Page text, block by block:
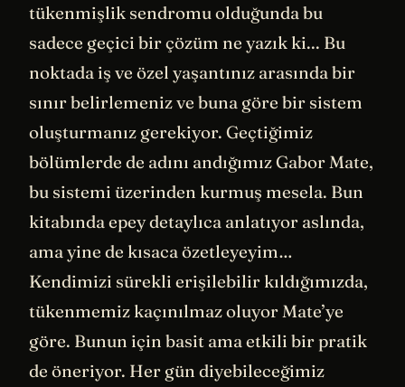
tükenmişlik sendromu olduğunda bu
sadece geçici bir çözüm ne yazık ki... Bu
noktada iş ve özel yaşantınız arasında bir
sınır belirlemeniz ve buna göre bir sistem
oluşturmanız gerekiyor. Geçtiğimiz
bölümlerde de adını andığımız Gabor Mate,
bu sistemi üzerinden kurmuş mesela. Bun
kitabında epey detaylıca anlatıyor aslında,
ama yine de kısaca özetleyeyim…
Kendimizi sürekli erişilebilir kıldığımızda,
tükenmemiz kaçınılmaz oluyor Mate’ye
göre. Bunun için basit ama etkili bir pratik
de öneriyor. Her gün diyebileceğimiz